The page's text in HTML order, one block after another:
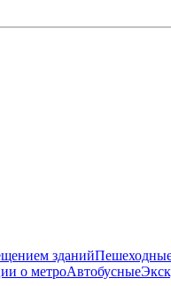
зданий
о метроАвтобусные